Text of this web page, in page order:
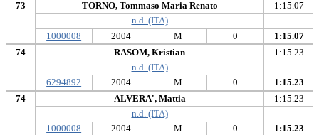
73
1000008
TORNO, Tommaso Maria Renato
2004 M
n.d. (ITA)
1:15.07
-
1:15.07
0
74
6294892
RASOM, Kristian
2004 M
n.d. (ITA)
1:15.23
-
1:15.23
0
74
1000008
ALVERA', Mattia
2004 M
n.d. (ITA)
1:15.23
-
1:15.23
0